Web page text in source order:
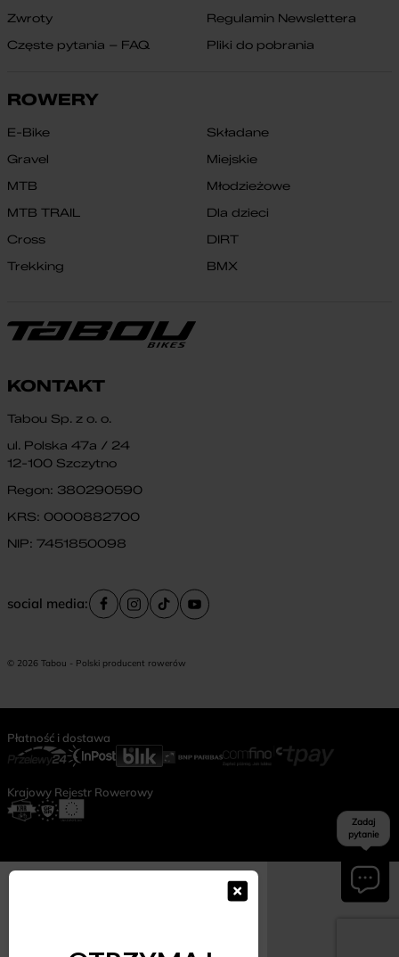
Zwroty
Częste pytania – FAQ
Regulamin Newslettera
Pliki do pobrania
ROWERY
E-Bike
Gravel
MTB
MTB TRAIL
Cross
Trekking
Składane
Miejskie
Młodzieżowe
Dla dzieci
DIRT
BMX
KONTAKT
Tabou Sp. z o. o.
ul. Polska 47a / 24
12-100 Szczytno
Regon: 380290590
KRS: 0000882700
NIP: 7451850098
social media:
© 2026 Tabou - Polski producent rowerów
Płatność i dostawa
Krajowy Rejestr Rowerowy
Zadaj
pytanie